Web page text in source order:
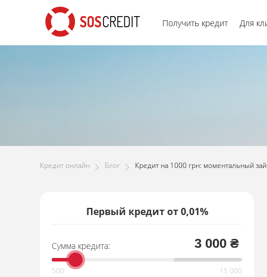
Получить кредит Для
Кредит онлайн Блог Кредит на 1000 грн: моментальный
Первый кредит от 0,01%
Сумма кредита: 3 000 ₴